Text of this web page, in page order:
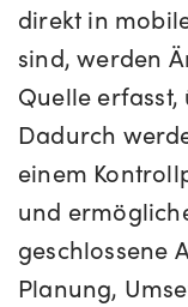
direkt in
sind, werden
Quelle
Dadurch
einem
und
geschlossene
Planung,